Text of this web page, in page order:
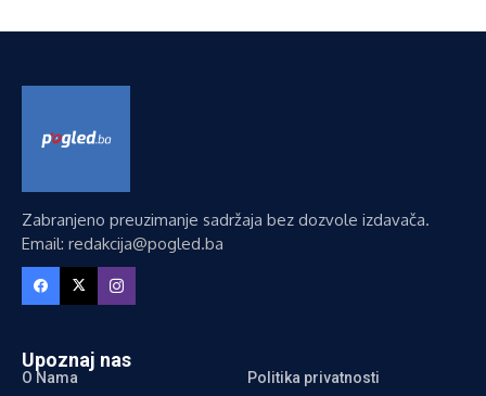
Zabranjeno preuzimanje sadržaja bez dozvole izdavača.
Email: redakcija@pogled.ba
Upoznaj nas
O Nama Politika privatnosti